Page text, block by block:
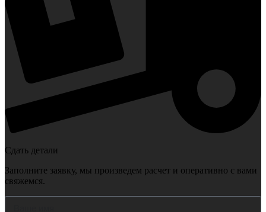
Сдать детали
Заполните заявку, мы произведем расчет и оперативно с вами
свяжемся.